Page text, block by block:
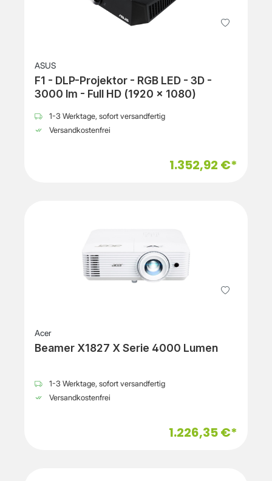
ASUS
F1 - DLP-Projektor - RGB LED - 3D -
3000 lm - Full HD (1920 x 1080)
1-3 Werktage, sofort versandfertig
Versandkostenfrei
1.352,92 €*
Acer
Beamer X1827 X Serie 4000 Lumen
1-3 Werktage, sofort versandfertig
Versandkostenfrei
1.226,35 €*